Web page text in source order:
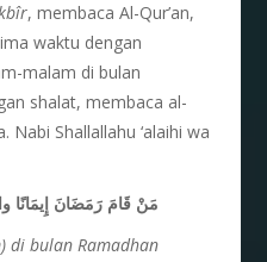
, membaca Al-Qur’an,
waktu dengan
malam di bulan
shalat, membaca al-
Nabi Shallallahu ‘alaihi wa
مَنْ قَامَ رَمَضَانَ إِيمَانًا
di bulan Ramadhan